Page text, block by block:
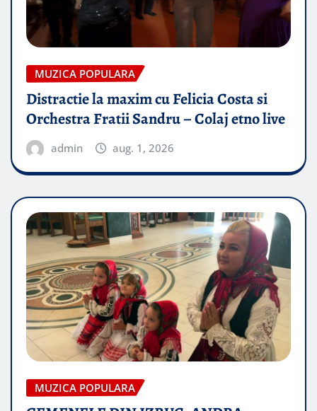
MUZICA POPULARA
Distractie la maxim cu Felicia Costa si
Orchestra Fratii Sandru – Colaj etno live
admin aug. 1, 2026
MUZICA POPULARA